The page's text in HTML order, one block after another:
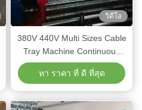
วิดีโอ
380V 440V Multi Sizes Cable
Tray Machine Continuous
Automated Production
หา ราคา ที่ ดี ที่สุด